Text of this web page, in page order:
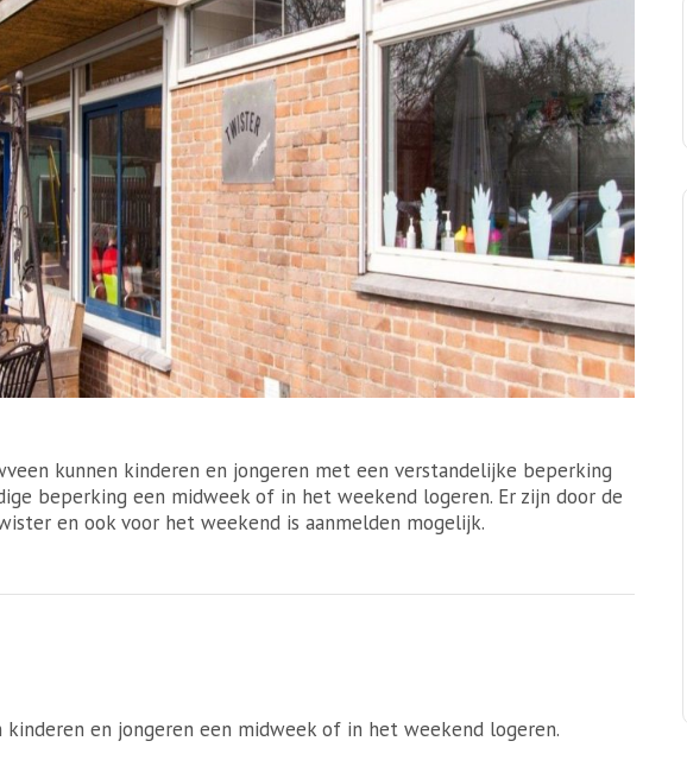
kunnen kinderen en jongeren met een verstandelijke beperking
beperking een midweek of in het weekend logeren. Er zijn door de
en ook voor het weekend is aanmelden mogelijk.
kinderen en jongeren een midweek of in het weekend logeren.